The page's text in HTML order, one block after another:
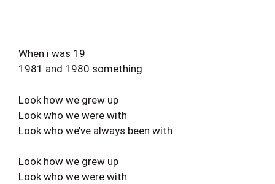
When i was 19
1981 and 1980 something
Look how we grew up
Look who we were with
Look who we’ve always been with
Look how we grew up
Look who we were with